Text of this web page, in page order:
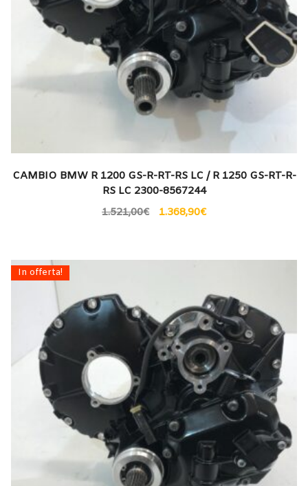
CAMBIO BMW R 1200 GS-R-RT-RS LC / R 1250 GS-RT-R-
RS LC 2300-8567244
1.521,00€ 1.368,90€
In offerta!